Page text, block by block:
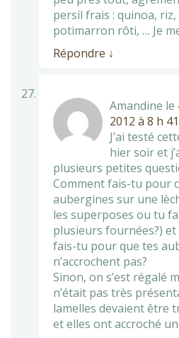
persil frais : quinoa, riz,
potimarron rôti, … Je
Répondre ↓
Amandine le
2012 à 8 h
J’ai testé
hier soir et
plusieurs petites
Comment fais-tu pour
aubergines sur une
les superposes ou tu
plusieurs fournées?)
fais-tu pour que tes
n’accrochent pas?
Sinon, on s’est régalé
n’était pas très
lamelles devaient être
et elles ont accroché